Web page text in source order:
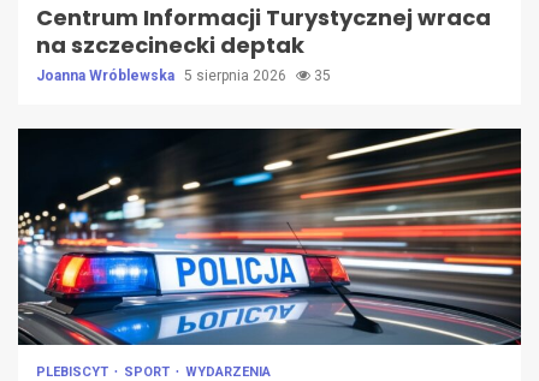
Centrum Informacji Turystycznej wraca
na szczecinecki deptak
Joanna Wróblewska 5 sierpnia 2026 35
PLEBISCYT SPORT WYDARZENIA